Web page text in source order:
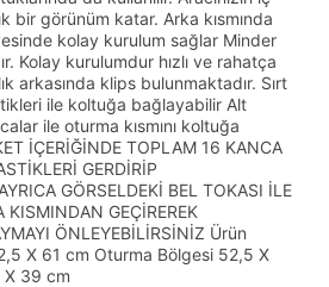
bir görünüm katar. Arka kısmında
kolay kurulum sağlar Minder
Kolay kurulumdur hızlı ve rahatça
arkasında klips bulunmaktadır. Sırt
ile koltuğa bağlayabilir Alt
ile oturma kısmını koltuğa
İÇERİĞİNDE TOPLAM 16 KANCA
GERDİRİP
GÖRSELDEKİ BEL TOKASI İLE
KISMINDAN GEÇİREREK
ÖNLEYEBİLİRSİNİZ Ürün
X 61 cm Oturma Bölgesi 52,5 X
X 39 cm